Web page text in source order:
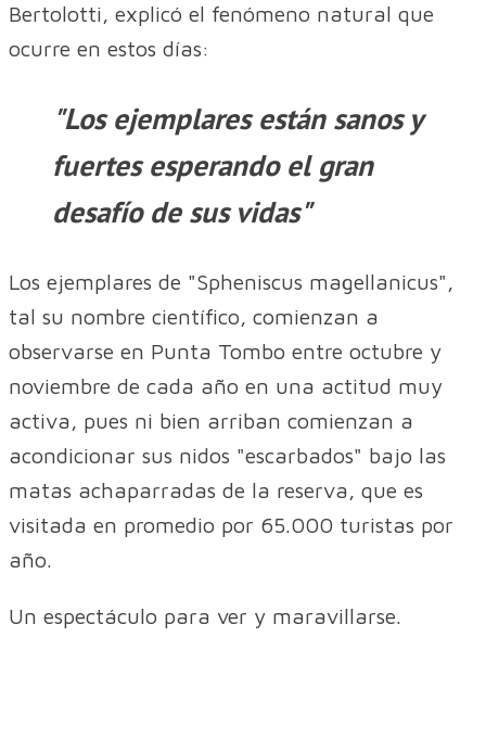
Bertolotti, explicó el fenómeno natural que
ocurre en estos días:
"Los ejemplares están sanos y
fuertes esperando el gran
desafío de sus vidas"
Los ejemplares de "Spheniscus magellanicus",
tal su nombre científico, comienzan a
observarse en Punta Tombo entre octubre y
noviembre de cada año en una actitud muy
activa, pues ni bien arriban comienzan a
acondicionar sus nidos "escarbados" bajo las
matas achaparradas de la reserva, que es
visitada en promedio por 65.000 turistas por
año.
Un espectáculo para ver y maravillarse.